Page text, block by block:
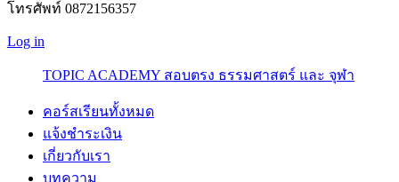
โทรศัพท์ 0872156357
Log in
TOPIC ACADEMY สอบตรง ธรรมศาสตร์ และ จุฬา
คอร์สเรียนทั้งหมด
แจ้งชำระเงิน
เกี่ยวกับเรา
บทความ